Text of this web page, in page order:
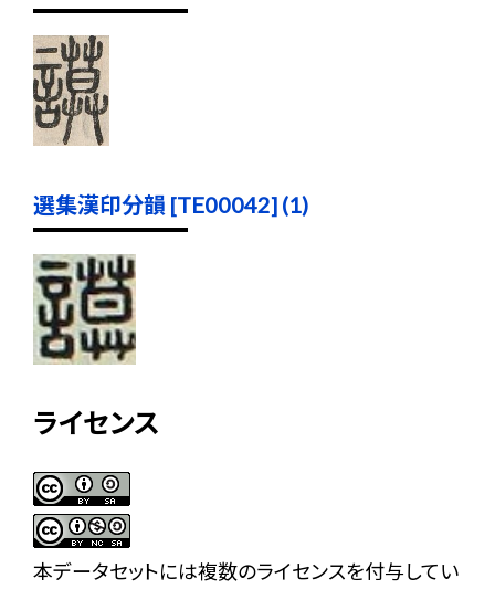
選集漢印分韻 [TE00042] (1)
ライセンス
本データセットには複数のライセンスを付与してい